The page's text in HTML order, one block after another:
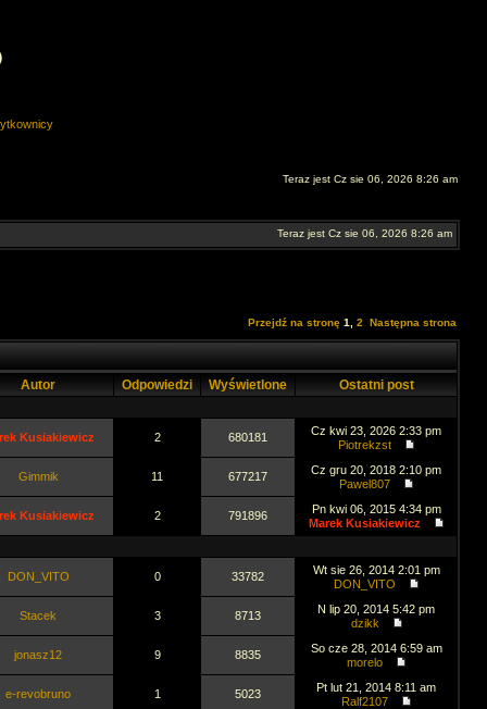
Teraz jest Cz sie 06, 2026 8:26 am
Teraz jest Cz sie 06, 2026 8:26 am
Przejdź na stronę 1 2 Następna strona
Autor Odpowiedzi Wyświetlone Ostatni post
Kusiakiewicz 2 680181
Cz kwi 23, 2026 2:33 pm
Piotrekzst
Gimmik 11 677217
Cz gru 20, 2018 2:10 pm
Pawel807
Kusiakiewicz 2 791896
Pn kwi 06, 2015 4:34 pm
Marek Kusiakiewicz
DON_VITO 0 33782
Wt sie 26, 2014 2:01 pm
DON_VITO
Stacek 3 8713
N lip 20, 2014 5:42 pm
dzikk
jonasz12 9 8835
So cze 28, 2014 6:59 am
morelo
e-revobruno 1 5023
Pt lut 21, 2014 8:11 am
Ralf2107